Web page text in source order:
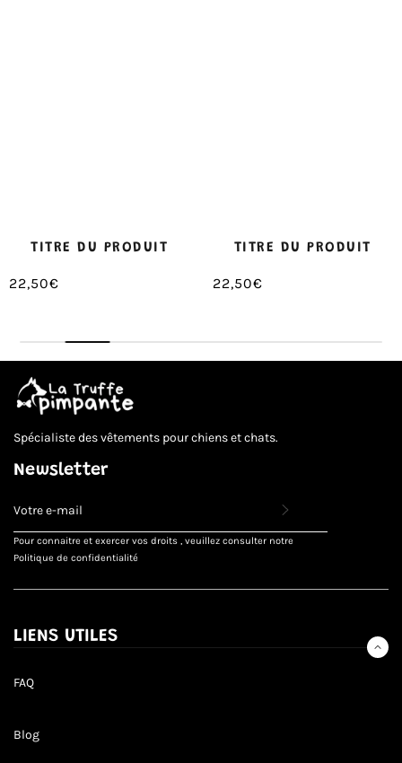
TITRE DU PRODUIT
22,50€
/
TITRE DU PRODUIT
22,50€
/
Spécialiste des vêtements pour chiens et chats.
Newsletter
VOUS
POUR
RECEVOIR
LES
OFFRES
ET
Pour connaitre et exercer vos droits , veuillez consulter notre
Politique de confidentialité
LIENS UTILES
FAQ
Blog